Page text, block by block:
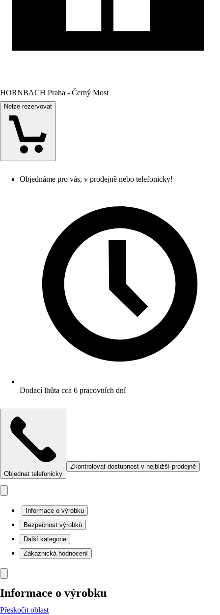
HORNBACH Praha - Černý Most
Nelze rezervovat
Objednáme pro vás, v prodejně nebo telefonicky!
Dodací lhůta cca 6 pracovních dní
Objednat telefonicky
Zkontrolovat dostupnost v nejbližší prodejně
Informace o výrobku
Bezpečnost výrobků
Další kategorie
Zákaznická hodnocení
Informace o výrobku
Přeskočit oblast